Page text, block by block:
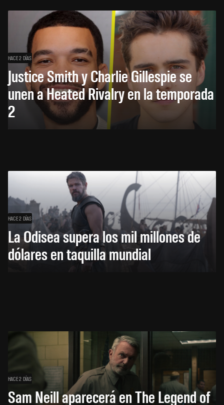
HACE 2 DÍAS
Justice Smith y Charlie Gillespie se
unen a Heated Rivalry en la temporada
2
HACE 2 DÍAS
La Odisea supera los mil millones de
dólares en taquilla mundial
HACE 2 DÍAS
Sam Neill aparecerá en The Legend of